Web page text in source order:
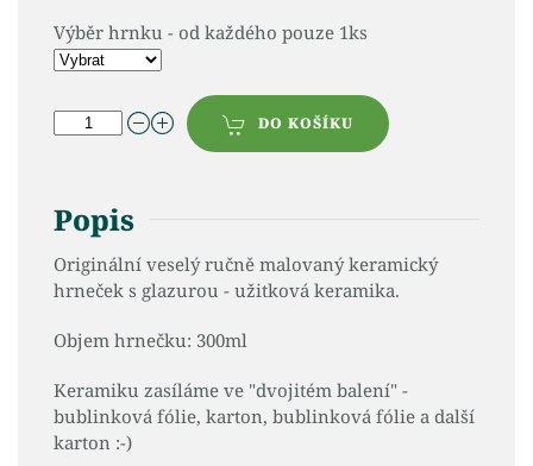
Výběr hrnku - od každého pouze 1ks
DO KOŠÍKU
Popis
Originální veselý ručně malovaný keramický
hrneček s glazurou - užitková keramika.
Objem hrnečku: 300ml
Keramiku zasíláme ve "dvojitém balení" -
bublinková fólie, karton, bublinková fólie a další
karton :-)